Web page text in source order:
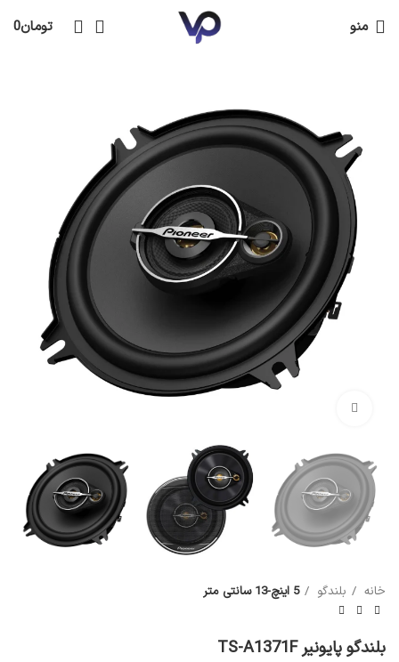
منو تومان0
خانه بلندگو 5 اینچ-13 سانتی متر
بلندگو پایونیر TS-A1371F